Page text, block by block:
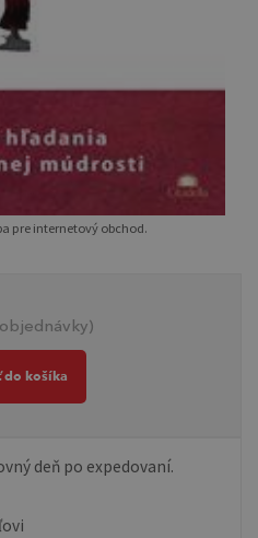
pre internetový obchod.
do košíka
deň po expedovaní.